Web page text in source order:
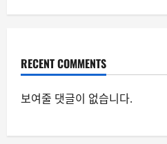
RECENT COMMENTS
보여줄 댓글이 없습니다.